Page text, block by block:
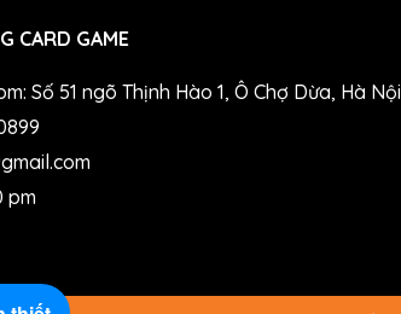
CARD GAME
Số 51 ngõ Thịnh Hào 1, Ô Chợ Dừa, Hà Nội
pm